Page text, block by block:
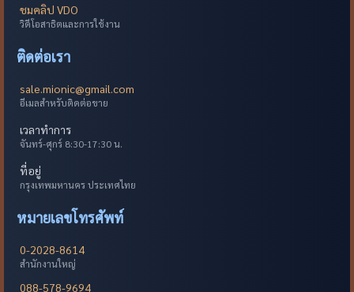
ชมคลิป VDO
วิดีโอสาธิตและการใช้งาน
ติดต่อเรา
sale.mionic@gmail.com
อีเมลสำหรับติดต่อขาย
เวลาทำการ
จันทร์-ศุกร์ 8:30-17:30 น.
ที่อยู่
กรุงเทพมหานคร ประเทศไทย
หมายเลขโทรศัพท์
0-2028-8614
สำนักงานใหญ่
088-578-9694